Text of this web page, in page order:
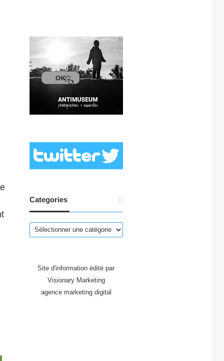
Categories
Categories
Site d'information édité par
Visionary Marketing
agence marketing digital